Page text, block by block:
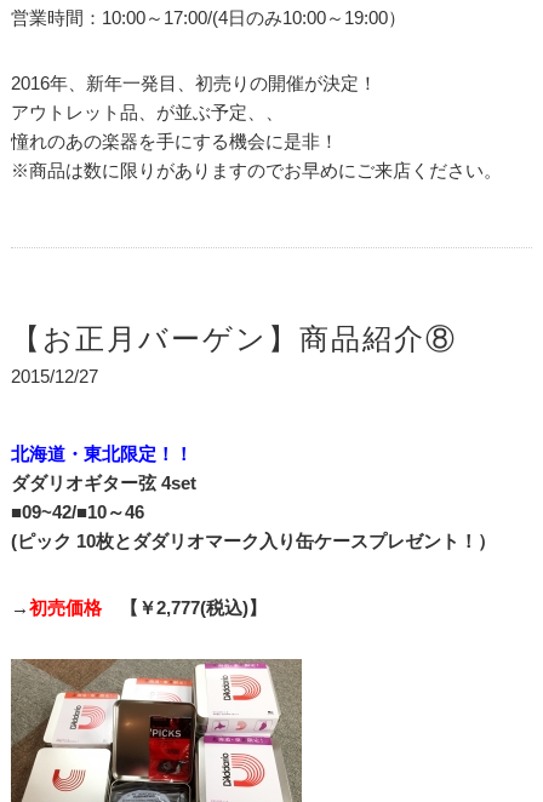
営業時間：10:00～17:00/(4日のみ10:00～19:00）
2016年、新年一発目、初売りの開催が決定！
アウトレット品、が並ぶ予定、、
憧れのあの楽器を手にする機会に是非！
※商品は数に限りがありますのでお早めにご来店ください。
【お正月バーゲン】商品紹介⑧
2015/12/27
北海道・東北限定！！
ダダリオギター弦 4set
■09~42/■10～46
(ピック 10枚とダダリオマーク入り缶ケースプレゼント！）
→初売価格 【￥2,777(税込)】